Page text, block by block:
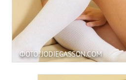
ФОТО: JODIEGASSON.COM